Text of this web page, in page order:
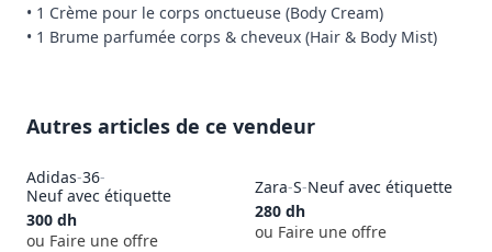
• 1 Crème pour le corps onctueuse (Body Cream)
• 1 Brume parfumée corps & cheveux (Hair & Body Mist)
Autres articles de ce vendeur
Adidas-36-
Neuf avec étiquette
300 dh
ou Faire une offre
Zara-S-Neuf avec étiquette
280 dh
ou Faire une offre